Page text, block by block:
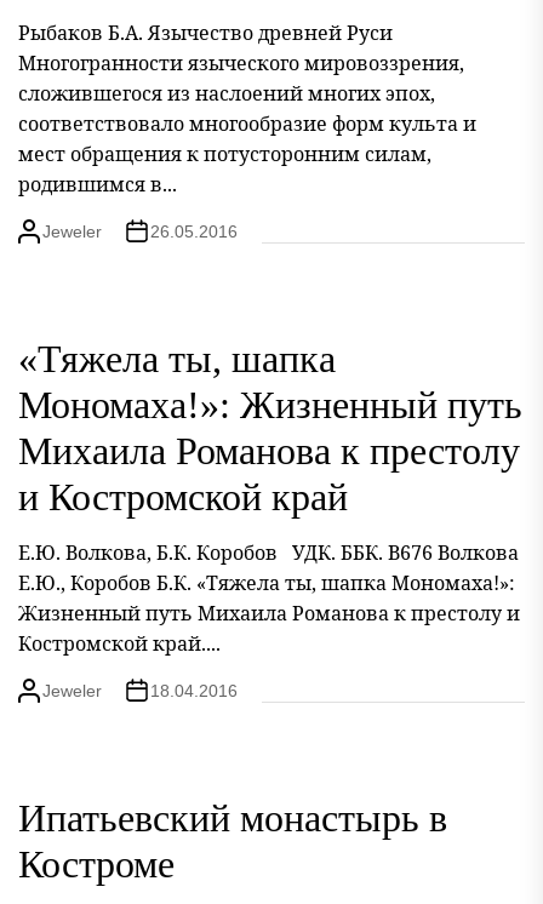
Рыбаков Б.А. Язычество древней Руси
Многогранности языческого мировоззрения,
сложившегося из наслоений многих эпох,
соответствовало многообразие форм культа и
мест обращения к потусторонним силам,
родившимся в...
Jeweler 26.05.2016
«Тяжела ты, шапка
Мономаха!»: Жизненный путь
Михаила Романова к престолу
и Костромской край
Е.Ю. Волкова, Б.К. Коробов УДК. ББК. В676 Волкова
Е.Ю., Коробов Б.К. «Тяжела ты, шапка Мономаха!»:
Жизненный путь Михаила Романова к престолу и
Костромской край....
Jeweler 18.04.2016
Ипатьевский монастырь в
Костроме